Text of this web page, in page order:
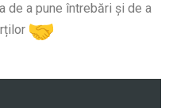
de a pune întrebări și de a